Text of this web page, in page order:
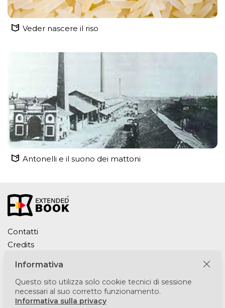
Veder nascere il riso
Antonelli e il suono dei mattoni
Contatti
Credits
Cookie Policy
Puntomedia srl
Via Lesmi 6 - 20123 Milano
Informativa
Questo sito utilizza solo cookie tecnici di sessione
necessari al suo corretto funzionamento.
Informativa sulla privacy